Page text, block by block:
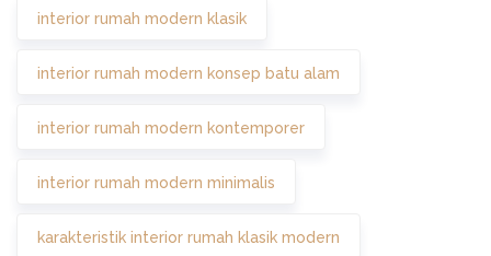
interior rumah modern klasik
interior rumah modern konsep batu alam
interior rumah modern kontemporer
interior rumah modern minimalis
karakteristik interior rumah klasik modern